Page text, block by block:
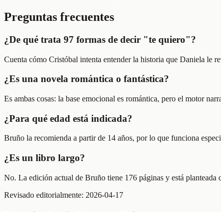
Preguntas frecuentes
¿De qué trata 97 formas de decir "te quiero"?
Cuenta cómo Cristóbal intenta entender la historia que Daniela le
¿Es una novela romántica o fantástica?
Es ambas cosas: la base emocional es romántica, pero el motor
¿Para qué edad está indicada?
Bruño la recomienda a partir de 14 años, por lo que funciona
¿Es un libro largo?
No. La edición actual de Bruño tiene 176 páginas y está
Revisado editorialmente: 2026-04-17